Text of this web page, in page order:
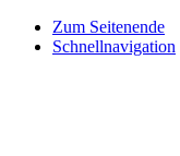
Zum Seitenende
Schnellnavigation